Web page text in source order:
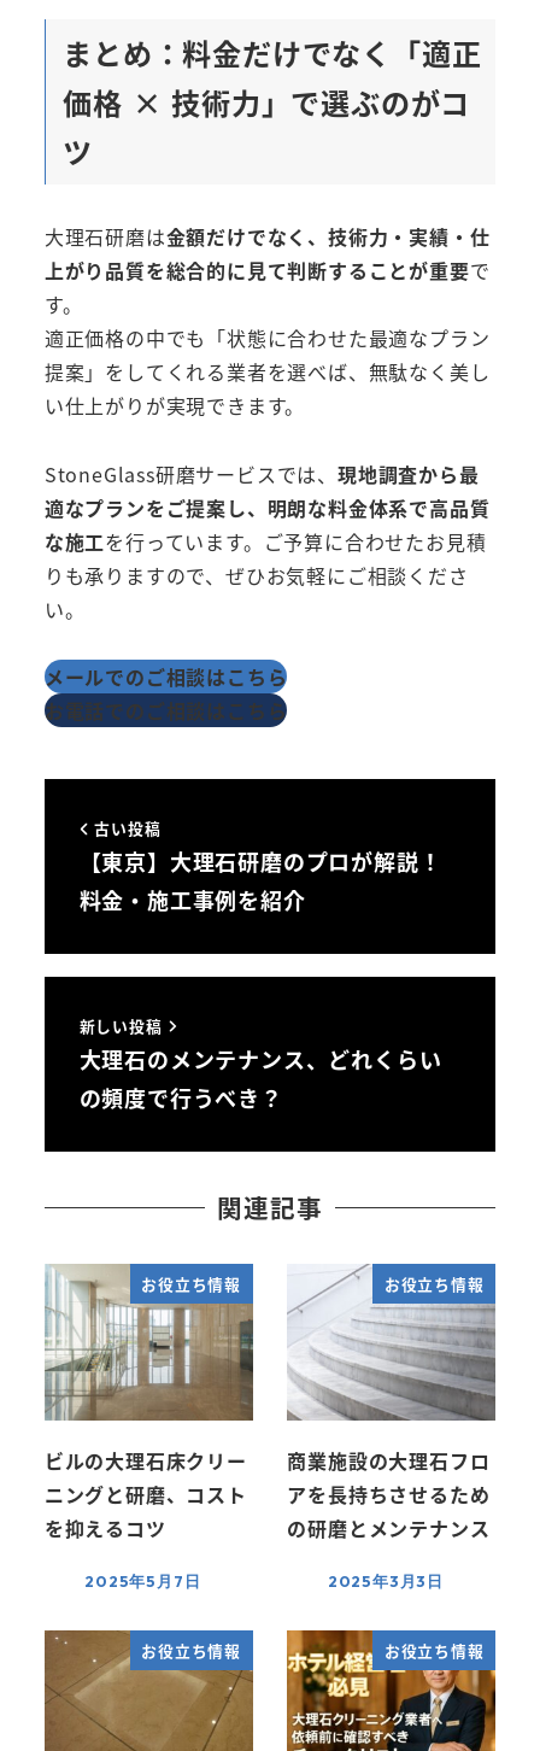
まとめ：料金だけでなく「適正
価格 × 技術力」で選ぶのがコ
ツ
大理石研磨は金額だけでなく、技術力・実績・仕
上がり品質を総合的に見て判断することが重要で
す。
適正価格の中でも「状態に合わせた最適なプラン
提案」をしてくれる業者を選べば、無駄なく美し
い仕上がりが実現できます。
StoneGlass研磨サービスでは、 現地調査から最
適なプランをご提案し、明朗な料金体系で高品質
な施工を行っています。ご予算に合わせたお見積
りも承りますので、ぜひお気軽にご相談くださ
い。
メールでのご相談はこちら
お電話でのご相談はこちら
古い投稿
【東京】大理石研磨のプロが解説！
料金・施工事例を紹介
新しい投稿
大理石のメンテナンス、どれくらい
の頻度で行うべき？
関連記事
お役立ち情報
ビルの大理石床クリー
ニングと研磨、コスト
を抑えるコツ
2025年5月7日
お役立ち情報
商業施設の大理石フロ
アを長持ちさせるため
の研磨とメンテナンス
2025年3月3日
お役立ち情報 お役立ち情報